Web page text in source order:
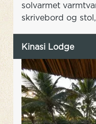
solvarmet
skrivebord og
Kinasi Lodge